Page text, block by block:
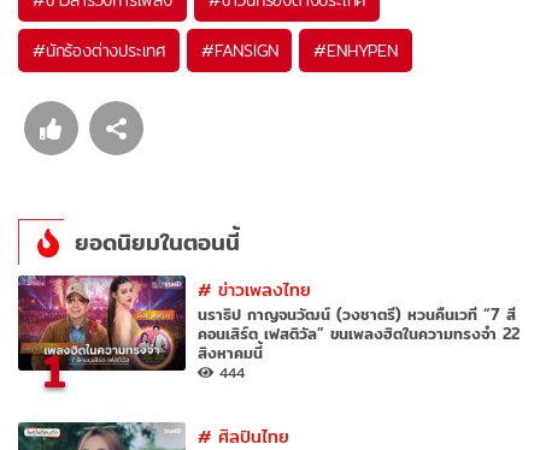
#นักร้องต่างประเทศ #FANSIGN #ENHYPEN
ยอดนิยมในตอนนี้
1
#ข่าวเพลงไทย
นราธิป กาญจนวัฒน์ (วงชาตรี) หวนคืนเวที “7 สี
คอนเสิร์ต เฟสติวัล” ขนเพลงฮิตในความทรงจำ 22
สิงหาคมนี้
444
#ศิลปินไทย